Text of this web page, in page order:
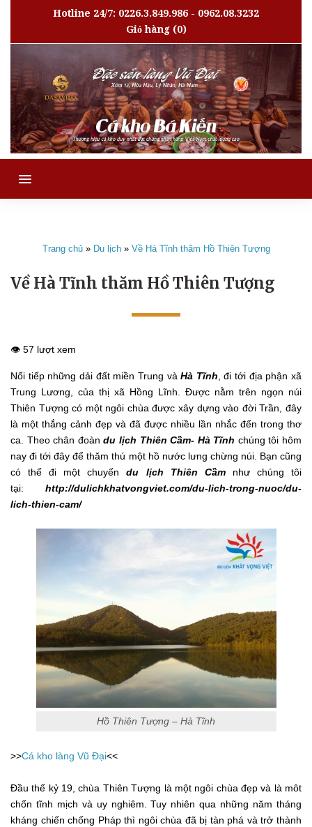
Hotline 24/7: 0226.3.849.986 - 0962.08.3232
Giỏ hàng(0)
MENU
Trang chủ» Du lịch» Về Hà Tĩnh thăm Hồ Thiên Tượng
Về Hà Tĩnh thăm Hồ Thiên Tượng
👁️ 57 lượt xem
Nối tiếp những dải đất miền Trung vàHà Tĩnh , đi tới địa phận xã
Trung Lương, của thị xã Hồng Lĩnh. Được nằm trên ngọn núi
Thiên Tượng có một ngôi chùa được xây dựng vào đời Trần, đây
là một thắng cảnh đẹp và đã được nhiều lần nhắc đến trong thơ
ca. Theo chân đoàndu lịch Thiên Cầm- Hà Tĩnh chúng tôi hôm
nay đi tới đây để thăm thú một hồ nước lưng chừng núi. Bạn cũng
có thể đi một chuyếndu lịch Thiên Cầmnhư chúng tôi
tại: http://dulichkhatvongviet.com/du-lich-trong-nuoc/du-
lich-thien-cam/
Hồ Thiên Tượng – Hà Tĩnh
>>Cá kho làng Vũ Đại<<
Đầu thế kỷ 19, chùa Thiên Tượng là một ngôi chùa đẹp và là môt
chốn tĩnh mịch và uy nghiêm. Tuy nhiên qua những năm tháng
kháng chiến chống Pháp thì ngôi chùa đã bị tàn phá và trở thành